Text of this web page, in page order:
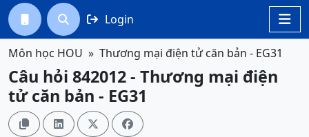

  Login
Môn học HOU Thương mại điện tử căn bản - EG31
Câu hỏi 842012 - Thương mại điện
tử căn bản - EG31
   